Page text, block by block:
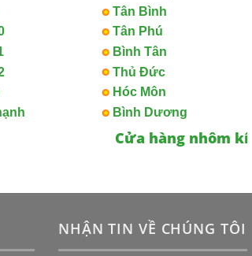
Tân Bình
Tân Phú
Bình Tân
Thủ Đức
Hóc Môn
Bình Dương
Cửa hàng nhôm kính
NHẬN TIN VỀ CHÚNG TÔI